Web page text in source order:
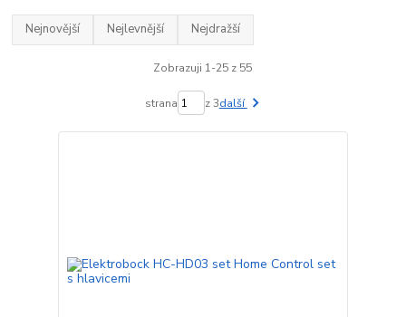
Nejnovější Nejlevnější Nejdražší
Zobrazuji 1-25 z 55
strana z 3další